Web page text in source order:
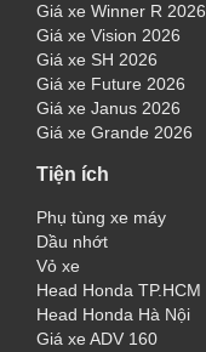
Giá xe Winner R 2026
Giá xe Vision 2026
Giá xe SH 2026
Giá xe Future 2026
Giá xe Janus 2026
Giá xe Grande 2026
Tiện ích
Phụ tùng xe máy
Dầu nhớt
Vỏ xe
Head Honda TP.HCM
Head Honda Hà Nội
Giá xe ADV 160